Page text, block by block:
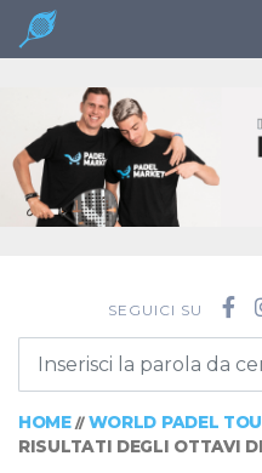
SEGUICI SU
HOME// WORLD PADEL
RISULTATI DEGLI OTTAVI